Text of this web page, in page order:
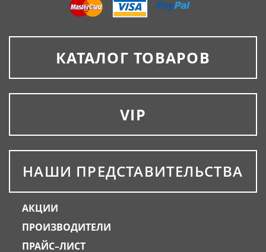
КАТАЛОГ ТОВАРОВ
VIP
НАШИ ПРЕДСТАВИТЕЛЬСТВА
АКЦИИ
ПРОИЗВОДИТЕЛИ
ПРАЙС–ЛИСТ